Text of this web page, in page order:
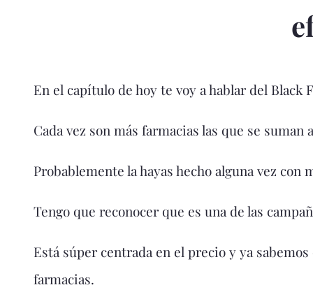
En el capítulo de hoy te voy a hablar del Black
Cada vez son más farmacias las que se suman
Probablemente la hayas hecho alguna vez con
Tengo que reconocer que es una de las
Está súper centrada en el precio y ya
farmacias.